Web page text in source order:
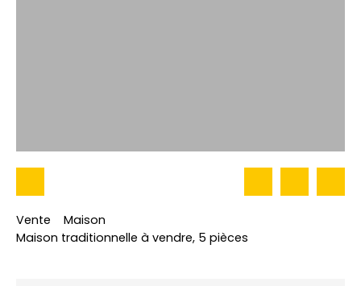
Vente
Maison
Maison traditionnelle à vendre, 5 pièces